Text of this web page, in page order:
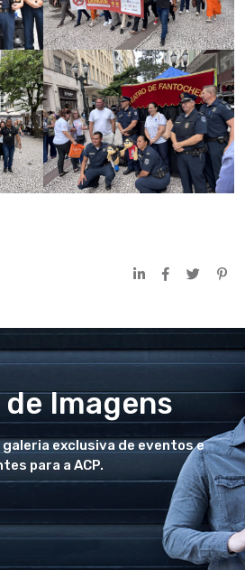
Imagens
galeria exclusiva de eventos e
para a ACP.